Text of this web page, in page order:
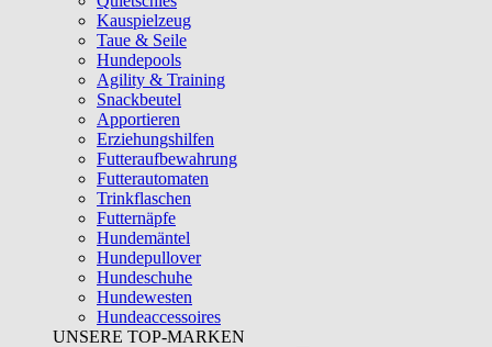
Kauspielzeug
Taue & Seile
Hundepools
Agility & Training
Snackbeutel
Apportieren
Erziehungshilfen
Futteraufbewahrung
Futterautomaten
Trinkflaschen
Futternäpfe
Hundemäntel
Hundepullover
Hundeschuhe
Hundewesten
Hundeaccessoires
UNSERE TOP-MARKEN